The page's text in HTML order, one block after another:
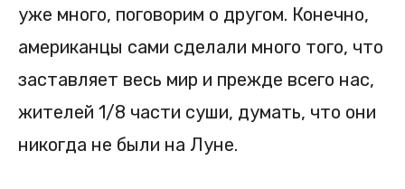
уже много, поговорим о другом. Конечно,
американцы сами сделали много того, что
заставляет весь мир и прежде всего нас,
жителей 1/8 части суши, думать, что они
никогда не были на Луне.